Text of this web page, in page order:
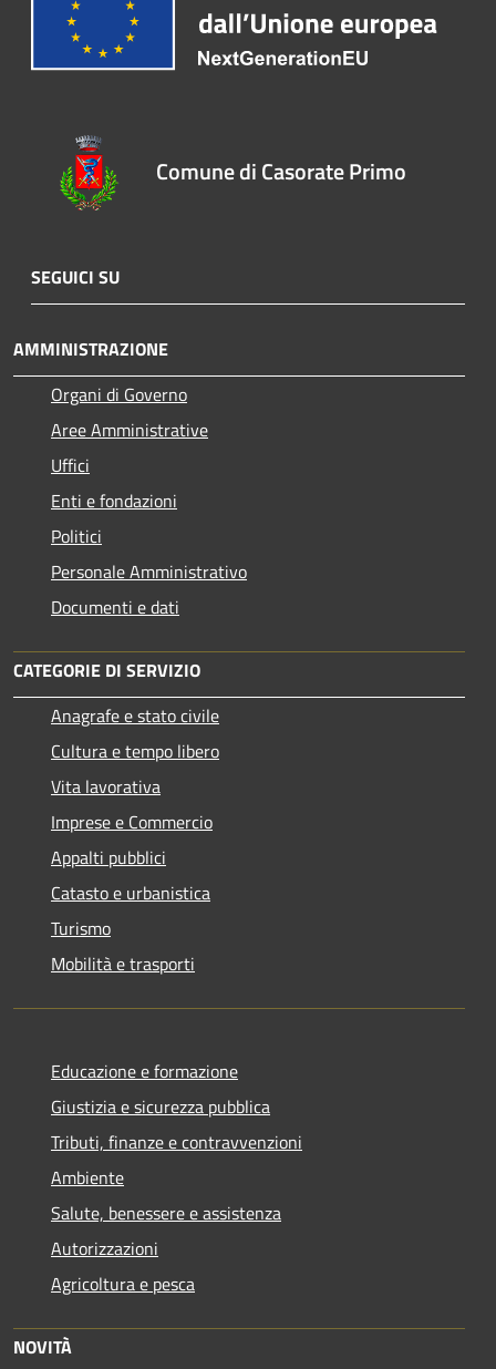
Comune di Casorate Primo
SEGUICI SU
AMMINISTRAZIONE
Organi di Governo
Aree Amministrative
Uffici
Enti e fondazioni
Politici
Personale Amministrativo
Documenti e dati
CATEGORIE DI SERVIZIO
Anagrafe e stato civile
Cultura e tempo libero
Vita lavorativa
Imprese e Commercio
Appalti pubblici
Catasto e urbanistica
Turismo
Mobilità e trasporti
Educazione e formazione
Giustizia e sicurezza pubblica
Tributi, finanze e contravvenzioni
Ambiente
Salute, benessere e assistenza
Autorizzazioni
Agricoltura e pesca
NOVITÀ